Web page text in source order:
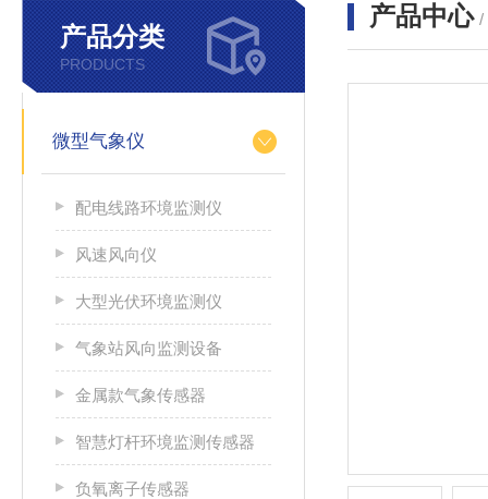
产品分类
PRODUCTS
微型气象仪
配电线路环境监测仪
风速风向仪
大型光伏环境监测仪
气象站风向监测设备
金属款气象传感器
智慧灯杆环境监测传感器
负氧离子传感器
产品中心 /